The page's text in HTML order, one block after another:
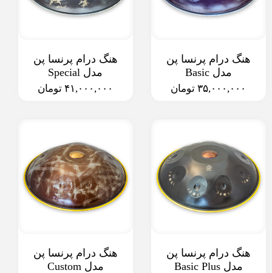
هنگ درام پرنسا پن
مدل Basic
۳۵,۰۰۰,۰۰۰ تومان
هنگ درام پرنسا پن
مدل Special
۴۱,۰۰۰,۰۰۰ تومان
هنگ درام پرنسا پن
مدل Basic Plus
هنگ درام پرنسا پن
مدل Custom